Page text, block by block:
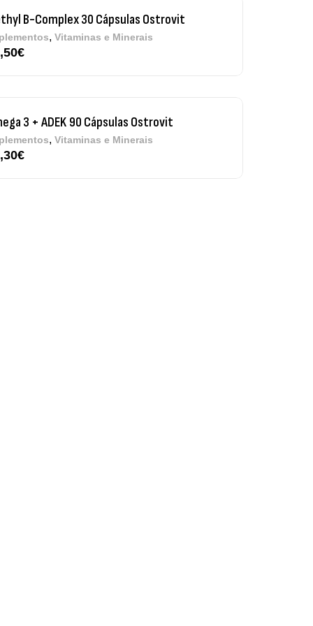
3 + ADEK 90 Cápsulas Ostrovit
,Vitaminas e Minerais
€
Electrolytes 270 G Ostrovit